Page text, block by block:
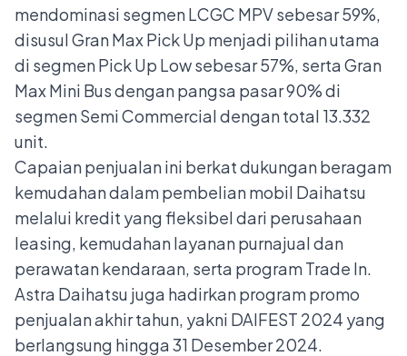
mendominasi segmen LCGC MPV sebesar 59%,
disusul Gran Max Pick Up menjadi pilihan utama
di segmen Pick Up Low sebesar 57%, serta Gran
Max Mini Bus dengan pangsa pasar 90% di
segmen Semi Commercial dengan total 13.332
unit.
Capaian penjualan ini berkat dukungan beragam
kemudahan dalam pembelian mobil Daihatsu
melalui kredit yang fleksibel dari perusahaan
leasing, kemudahan layanan purnajual dan
perawatan kendaraan, serta program Trade In.
Astra Daihatsu juga hadirkan program promo
penjualan akhir tahun, yakni DAIFEST 2024 yang
berlangsung hingga 31 Desember 2024.